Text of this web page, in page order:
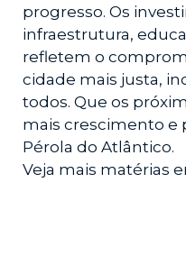
progresso. Os
infraestrutura,
refletem o
cidade mais justa,
todos. Que os
mais crescimento e
Pérola do Atlântico.
Veja mais matérias